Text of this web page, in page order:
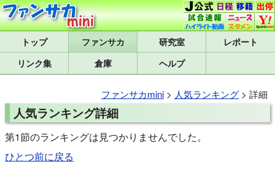
トップ 研究室
レポート
リンク集
倉庫 ヘルプ
ファンサカmini > 人気ランキング > 詳細
人気ランキング詳細
第1節のランキングは見つかりませんでした。
ひとつ前に戻る